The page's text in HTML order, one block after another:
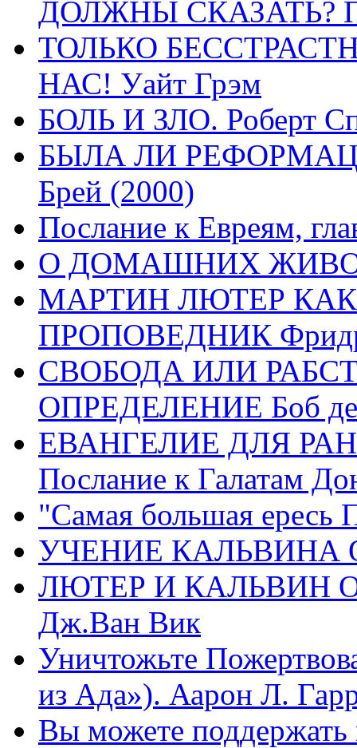
ДОЛЖНЫ СКАЗАТЬ?
ТОЛЬКО
НАС! Уайт Грэм
БОЛЬ И ЗЛО. Роберт
БЫЛА ЛИ
Брей (2000)
Послание к Евреям,
О ДОМАШНИХ
МАРТИН ЛЮТЕР
ПРОПОВЕДНИК
СВОБОДА ИЛИ
ОПРЕДЕЛЕНИЕ Боб де
ЕВАНГЕЛИЕ ДЛЯ
Послание к Галатам
"Самая большая ересь
УЧЕНИЕ КАЛЬВИНА
ЛЮТЕР И КАЛЬВИН
Дж.Ван Вик
Уничтожьте
из Ада»). Аарон Л.
Вы можете